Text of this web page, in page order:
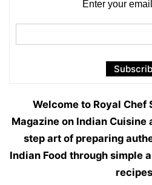
Enter your
Welcome to Royal Chef
Magazine on Indian
step art of preparing
Indian Food through simple